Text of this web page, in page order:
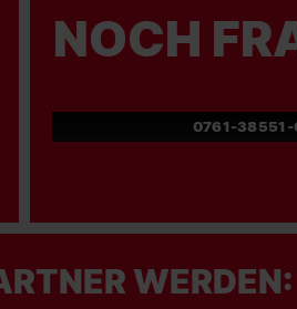
NOCH
0761-38551-
WERDEN: